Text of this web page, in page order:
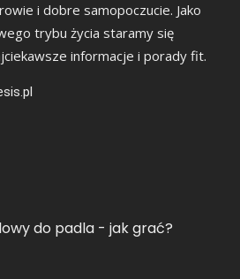
i dobre samopoczucie. Jako
trybu życia staramy się
informacje i porady fit.
do padla - jak grać?